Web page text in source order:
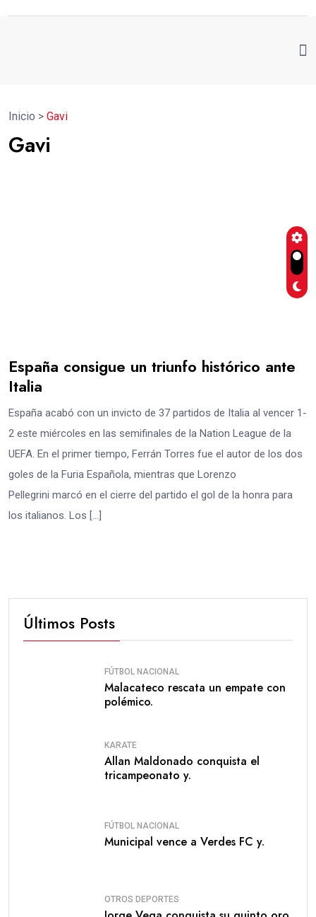
Inicio > Gavi
Gavi
España consigue un triunfo histórico ante
Italia
España acabó con un invicto de 37 partidos de Italia al vencer 1-
2 este miércoles en las semifinales de la Nation League de la
UEFA. En el primer tiempo, Ferrán Torres fue el autor de los dos
goles de la Furia Española, mientras que Lorenzo
Pellegrini marcó en el cierre del partido el gol de la honra para
los italianos. Los […]
Últimos Posts
FÚTBOL NACIONAL
Malacateco rescata un empate con
polémico.
KARATE
Allan Maldonado conquista el
tricampeonato y.
FÚTBOL NACIONAL
Municipal vence a Verdes FC y.
OTROS DEPORTES